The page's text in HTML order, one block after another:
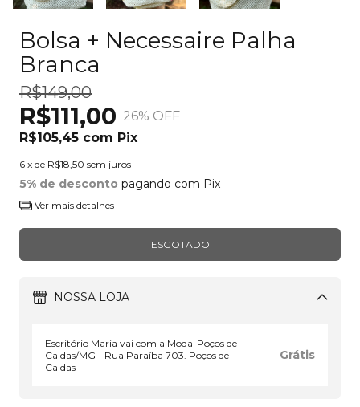
Bolsa + Necessaire Palha
Branca
R$149,00
R$111,00 26% OFF
R$105,45 com Pix
6 x de R$18,50 sem juros
5% de desconto pagando com Pix
Ver mais detalhes
NOSSA LOJA
Escritório Maria vai com a Moda-Poços de
Caldas/MG - Rua Paraíba 703. Poços de
Caldas
Grátis